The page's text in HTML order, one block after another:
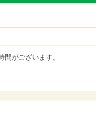
がございます。